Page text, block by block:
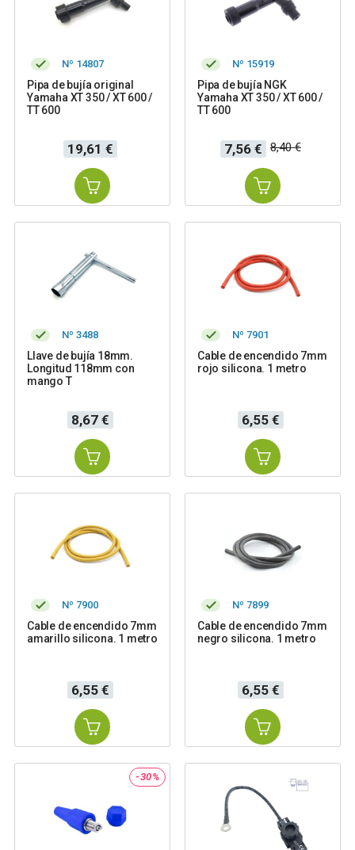
Nº 14807
Pipa de bujía original
Yamaha XT 350 / XT 600 /
TT 600
Precio
19,61 €
Nº 15919
Pipa de bujía NGK
Yamaha XT 350 / XT 600 /
TT 600
Precio
7,56 €
Precio
base
8,40 €
Nº 3488
Llave de bujía 18mm.
Longitud 118mm con
mango T
Precio
8,67 €
Nº 7901
Cable de encendido 7mm
rojo silicona. 1 metro
Precio
6,55 €
Nº 7900
Cable de encendido 7mm
amarillo silicona. 1 metro
Precio
6,55 €
Nº 7899
Cable de encendido 7mm
negro silicona. 1 metro
Precio
6,55 €
-30%